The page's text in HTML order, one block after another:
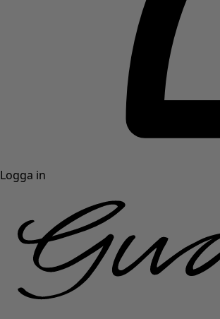
Logga in